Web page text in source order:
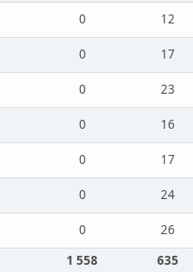
0
12
0
17
0
23
0
16
0
17
0
24
0
26
1 558
635